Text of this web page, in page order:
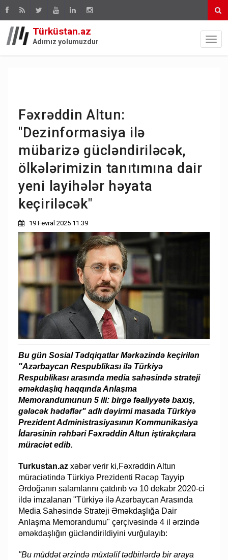
Türküstan.az
Adımız yolumuzdur
Fəxrəddin Altun:
"Dezinformasiya ilə
mübarizə gücləndiriləcək,
ölkələrimizin tanıtımına dair
yeni layihələr həyata
keçiriləcək"
19 Fevral 2025 11:39
Bu gün Sosial Tədqiqatlar Mərkəzində keçirilən
"Azərbaycan Respublikası ilə Türkiyə
Respublikası arasında media sahəsində strateji
əməkdaşlıq haqqında Anlaşma
Memorandumunun 5 ili: birgə fəaliyyətə baxış,
gələcək hədəflər" adlı dəyirmi masada Türkiyə
Prezident Administrasiyasının Kommunikasiya
İdarəsinin rəhbəri Fəxrəddin Altun iştirakçılara
müraciət edib.
Turkustan.azxəbər verir ki,Fəxrəddin Altun
müraciətində Türkiyə Prezidenti Rəcəp Tayyip
Ərdoğanın salamlarını çatdırıb və 10 dekabr 2020-ci
ildə imzalanan "Türkiyə ilə Azərbaycan Arasında
Media Sahəsində Strateji Əməkdaşlığa Dair
Anlaşma Memorandumu" çərçivəsində 4 il ərzində
əməkdaşlığın gücləndirildiyini vurğulayıb:
"Bu müddət ərzində müxtəlif tədbirlərdə bir araya